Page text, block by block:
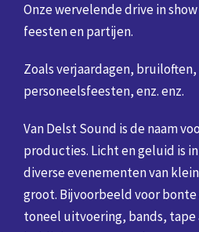
Onze wervelende drive in
feesten en partijen.
Zoals verjaardagen,
personeelsfeesten, enz. enz.
Van Delst Sound is de naam
producties. Licht en geluid is
diverse evenementen van
groot. Bijvoorbeeld voor bonte
toneel uitvoering, bands, tape